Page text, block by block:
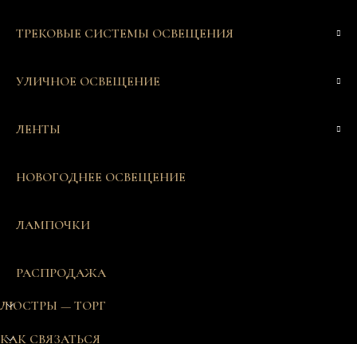
ТРЕКОВЫЕ СИСТЕМЫ ОСВЕЩЕНИЯ
УЛИЧНОЕ ОСВЕЩЕНИЕ
ЛЕНТЫ
НОВОГОДНЕЕ ОСВЕЩЕНИЕ
ЛАМПОЧКИ
РАСПРОДАЖА
ЛЮСТРЫ — ТОРГ
КАК СВЯЗАТЬСЯ